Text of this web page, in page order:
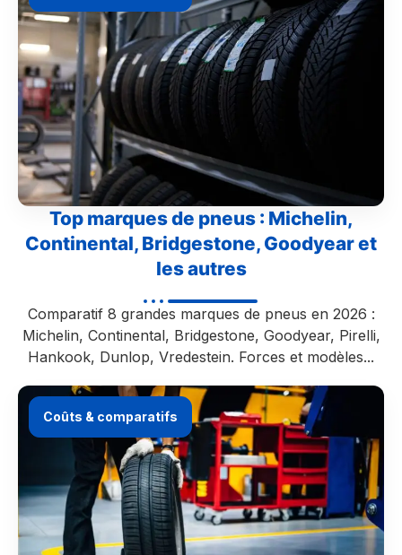
Top marques de pneus : Michelin,
Continental, Bridgestone, Goodyear et
les autres
Comparatif 8 grandes marques de pneus en 2026 :
Michelin, Continental, Bridgestone, Goodyear, Pirelli,
Hankook, Dunlop, Vredestein. Forces et modèles...
Coûts & comparatifs